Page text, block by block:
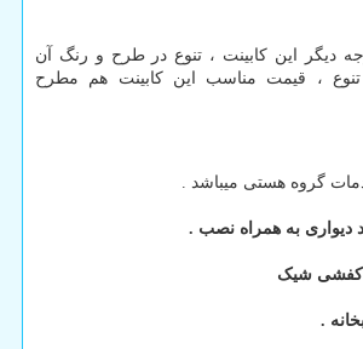
دیگر این کابینت ، تنوع در طرح و رنگ آن
، قیمت مناسب این کابینت هم مطرح
گروه هستی میباشد .
به همراه نصب .
کفشی شیک
.